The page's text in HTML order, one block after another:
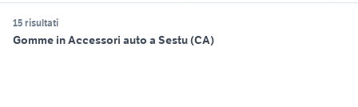
15 risultati
Gomme in Accessori auto a Sestu (CA)